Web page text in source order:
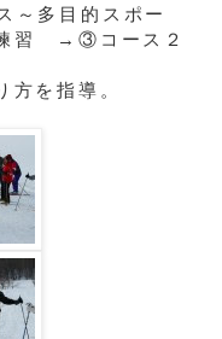
～多目的スポー
習 →③コース２
を指導。